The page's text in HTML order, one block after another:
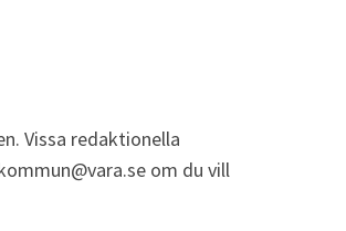
Vissa redaktionella
om du vill